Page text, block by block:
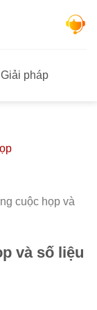
Giải pháp
cuộc họp và
và số liệu